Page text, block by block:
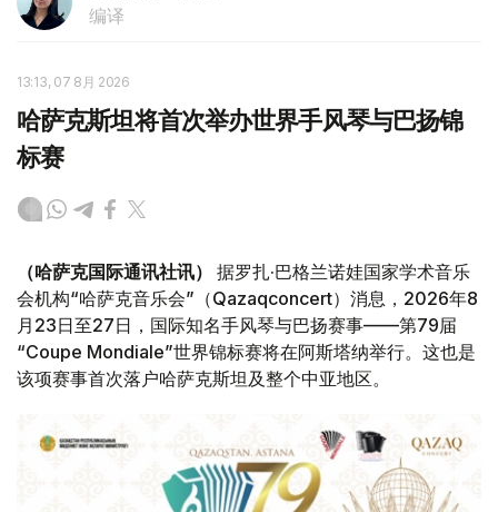
编译
13:13, 07 8月 2026
哈萨克斯坦将首次举办世界手风琴与巴扬锦
标赛
（哈萨克国际通讯社讯）
据罗扎·巴格兰诺娃国家学术音乐
会机构“哈萨克音乐会”（Qazaqconcert）消息，2026年8
月23日至27日，国际知名手风琴与巴扬赛事——第79届
“Coupe Mondiale”世界锦标赛将在阿斯塔纳举行。这也是
该项赛事首次落户哈萨克斯坦及整个中亚地区。